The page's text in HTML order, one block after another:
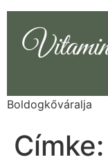
Boldogkőváralja
Címke: